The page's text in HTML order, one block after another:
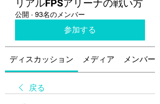
リアルFPSアリーナの戦い方
公開 · 93名のメンバー
参加する
ディスカッション メディア メンバー
戻る